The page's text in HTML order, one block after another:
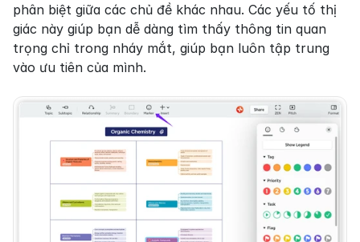
phân biệt giữa các chủ đề khác nhau. Các yếu tố thị
giác này giúp bạn dễ dàng tìm thấy thông tin quan
trọng chỉ trong nháy mắt, giúp bạn luôn tập trung
vào ưu tiên của mình.